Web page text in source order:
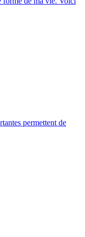
permettent de